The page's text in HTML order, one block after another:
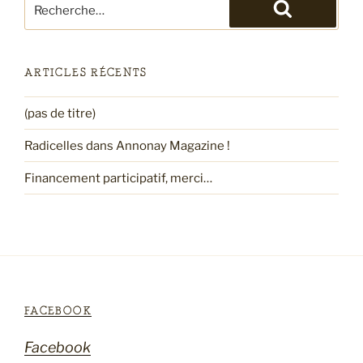
pour
Recherche
ARTICLES RÉCENTS
(pas de titre)
Radicelles dans Annonay Magazine !
Financement participatif, merci…
FACEBOOK
Facebook